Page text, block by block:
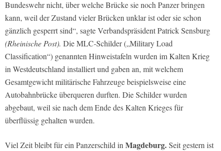
Bundeswehr nicht, über welche Brücke sie noch Panzer bringen
kann, weil der Zustand vieler Brücken unklar ist oder sie schon
gänzlich gesperrt sind“, sagte Verbandspräsident Patrick Sensburg
(Rheinische Post). Die MLC-Schilder („Military Load
Classification“) genannten Hinweistafeln wurden im Kalten Krieg
in Westdeutschland installiert und gaben an, mit welchem
Gesamtgewicht militärische Fahrzeuge beispielsweise eine
Autobahnbrücke überqueren durften. Die Schilder wurden
abgebaut, weil sie nach dem Ende des Kalten Krieges für
überflüssig gehalten wurden.
Viel Zeit bleibt für ein Panzerschild in Magdeburg.Seit gestern ist